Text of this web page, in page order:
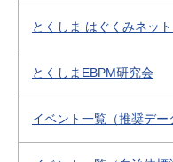
とくしま はぐくみネット
とくしまEBPM研究会
イベント一覧（推奨デー